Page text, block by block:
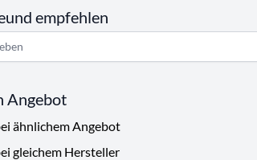
empfehlen
Angebot
ähnlichem Angebot
gleichem Hersteller